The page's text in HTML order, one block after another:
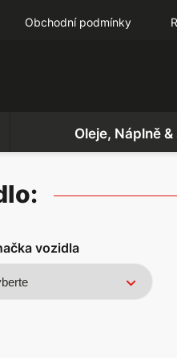
Obchodní podmínky
Oleje, Náplně
vozidla